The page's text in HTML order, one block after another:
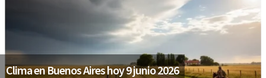
Clima en Buenos Aires hoy 9 junio 2026